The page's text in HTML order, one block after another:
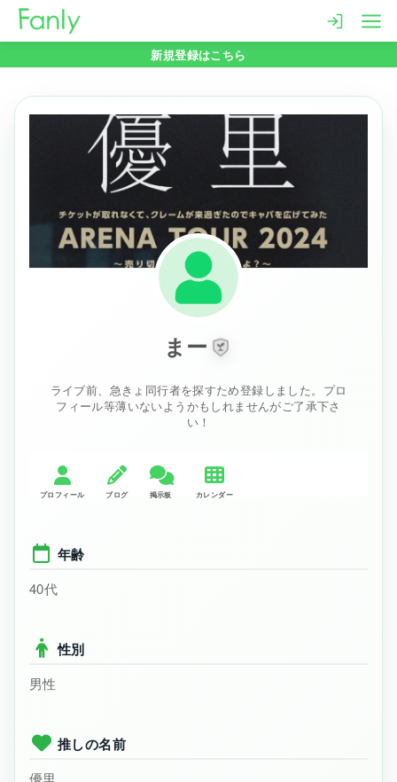
新規登録はこちら
まー
ライブ前、急きょ同行者を探すため登録しました。プロ
フィール等薄いないようかもしれませんがご了承下さ
い！
年齢
40代
性別
男性
推しの名前